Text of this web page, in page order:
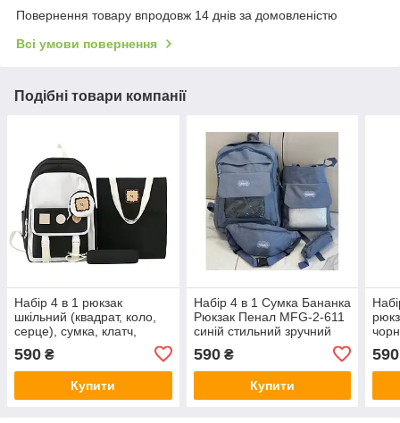
Повернення товару впродовж 14 днів за домовленістю
Всі умови повернення
Подібні товари компанії
Набір 4 в 1 рюкзак
шкільний (квадрат, коло,
серце), сумка, клатч,
590 ₴
Купити
Набір 4 в 1 Сумка Бананка
Рюкзак Пенал MFG-2-611
синій стильний зручний
590₴
Купити
590